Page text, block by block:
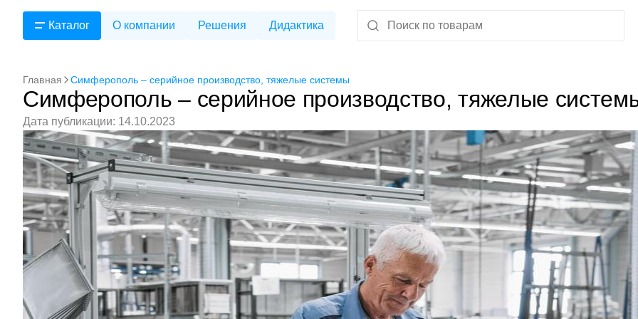
Каталог О компании Решения Дидактика
Главная Симферополь – серийное производство, тяжелые системы
Симферополь – серийное производство, тяжелые
Дата публикации: 14.10.2023